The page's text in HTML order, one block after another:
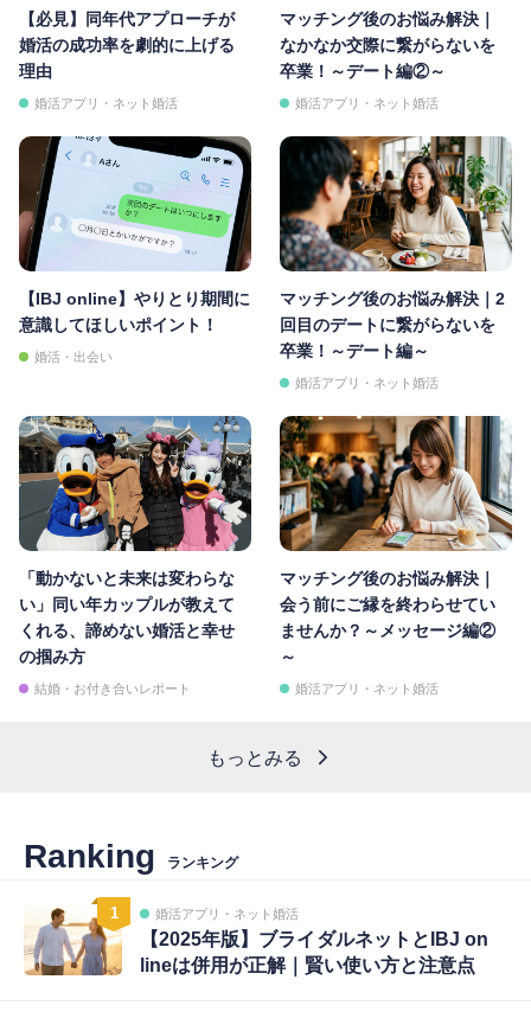
【必見】同年代アプローチが
婚活の成功率を劇的に上げる
理由
婚活アプリ・ネット婚活
マッチング後のお悩み解決｜
なかなか交際に繋がらないを
卒業！～デート編②～
婚活アプリ・ネット婚活
【IBJ online】やりとり期間に
意識してほしいポイント！
婚活・出会い
マッチング後のお悩み解決｜2
回目のデートに繋がらないを
卒業！～デート編～
婚活アプリ・ネット婚活
「動かないと未来は変わらな
い」同い年カップルが教えて
くれる、諦めない婚活と幸せ
の掴み方
結婚・お付き合いレポート
マッチング後のお悩み解決｜
会う前にご縁を終わらせてい
ませんか？～メッセージ編②
～
婚活アプリ・ネット婚活
もっとみる
Ranking ランキング
1 婚活アプリ・ネット婚活
【2025年版】ブライダルネットとIBJ on
lineは併用が正解｜賢い使い方と注意点